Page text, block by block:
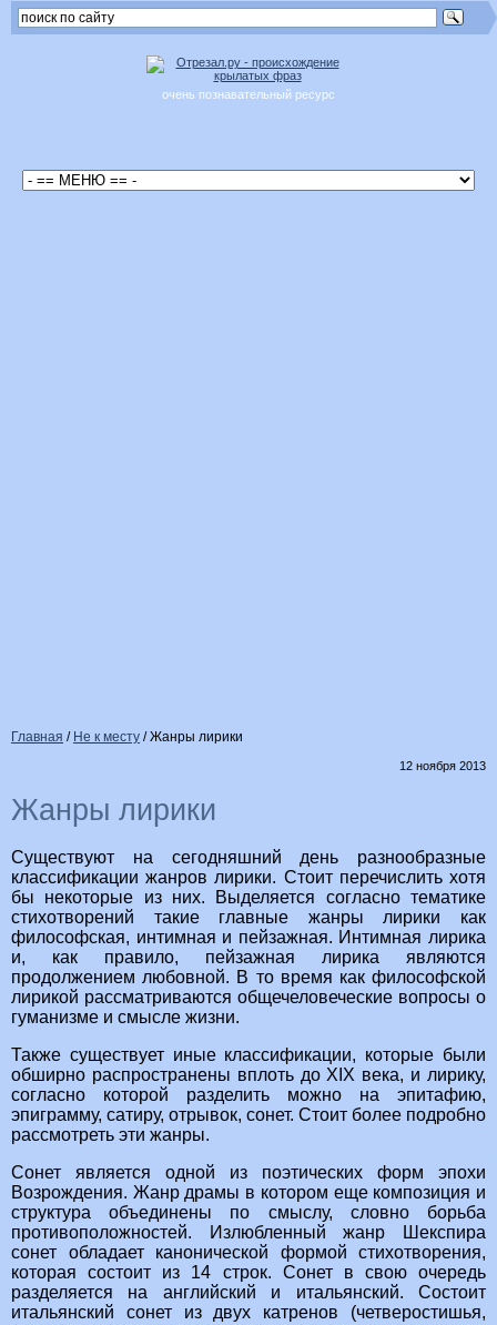
очень познавательный ресурс
Главная / Не к месту /Жанры лирики
12 ноября 2013
Жанры лирики
Существуют на сегодняшний день разнообразные
классификации жанров лирики. Стоит перечислить хотя
бы некоторые из них. Выделяется согласно тематике
стихотворений такие главные жанры лирики как
философская, интимная и пейзажная. Интимная лирика
и, как правило, пейзажная лирика являются
продолжением любовной. В то время как философской
лирикой рассматриваются общечеловеческие вопросы о
гуманизме и смысле жизни.
Также существует иные классификации, которые были
обширно распространены вплоть до XIX века, и лирику,
согласно которой разделить можно на эпитафию,
эпиграмму, сатиру, отрывок, сонет. Стоит более подробно
рассмотреть эти жанры.
Сонет является одной из поэтических форм эпохи
Возрождения. Жанр драмы в котором еще композиция и
структура объединены по смыслу, словно борьба
противоположностей. Излюбленный жанр Шекспира
сонет обладает канонической формой стихотворения,
которая состоит из 14 строк. Сонет в свою очередь
разделяется на английский и итальянский. Состоит
итальянский сонет из двух катренов (четверостишья,